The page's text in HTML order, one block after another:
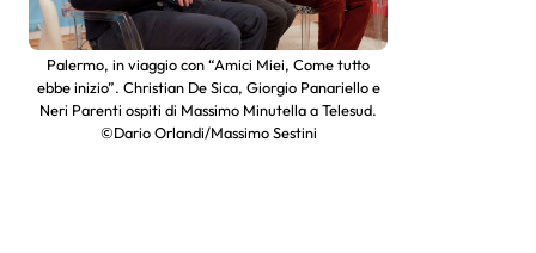
Palermo, in viaggio con “Amici Miei, Come tutto
ebbe inizio”. Christian De Sica, Giorgio Panariello e
Neri Parenti ospiti di Massimo Minutella a Telesud.
©Dario Orlandi/Massimo Sestini